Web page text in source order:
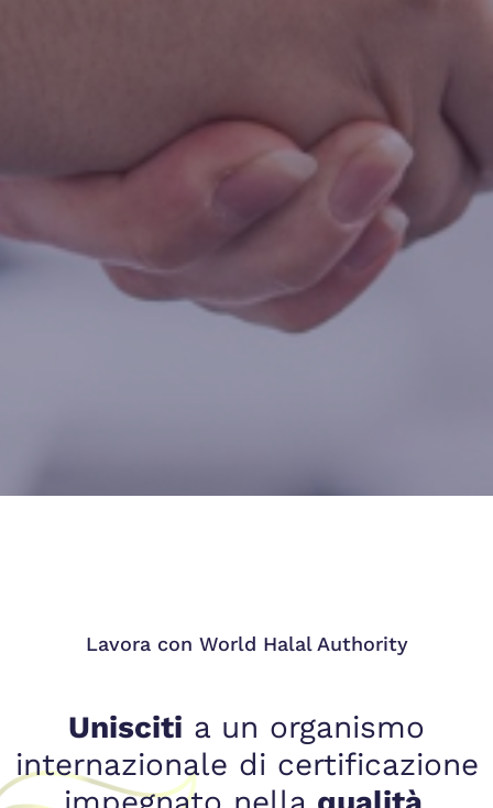
Lavora con World Halal Authority
Unisciti a un organismo
internazionale di certificazione